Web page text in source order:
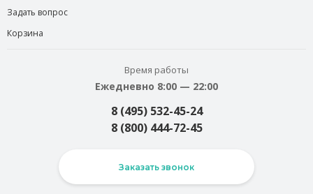
Задать вопрос
Корзина
Время работы
Ежедневно 8:00 — 22:00
8 (495) 532-45-24
8 (800) 444-72-45
Заказать звонок